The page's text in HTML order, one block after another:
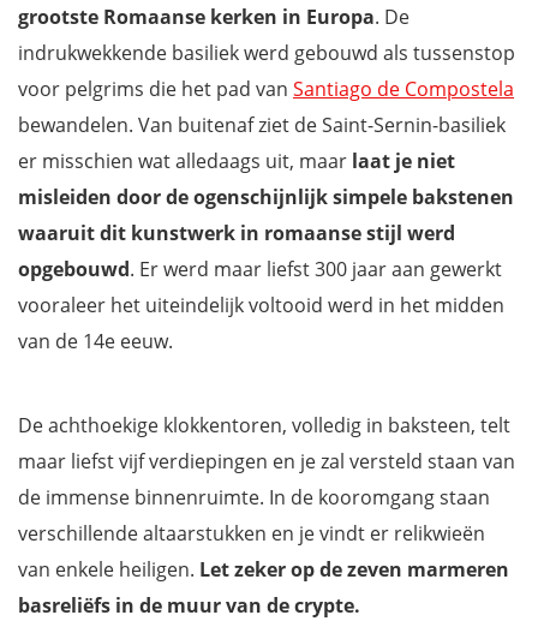
grootste Romaanse kerken in Europa. De
indrukwekkende basiliek werd gebouwd als tussenstop
voor pelgrims die het pad van Santiago de Compostela
bewandelen. Van buitenaf ziet de Saint-Sernin-basiliek
er misschien wat alledaags uit, maar laat je niet
misleiden door de ogenschijnlijk simpele bakstenen
waaruit dit kunstwerk in romaanse stijl werd
opgebouwd. Er werd maar liefst 300 jaar aan gewerkt
vooraleer het uiteindelijk voltooid werd in het midden
van de 14e eeuw.
De achthoekige klokkentoren, volledig in baksteen, telt
maar liefst vijf verdiepingen en je zal versteld staan van
de immense binnenruimte. In de kooromgang staan
verschillende altaarstukken en je vindt er relikwieën
van enkele heiligen. Let zeker op de zeven marmeren
basreliëfs in de muur van de crypte.